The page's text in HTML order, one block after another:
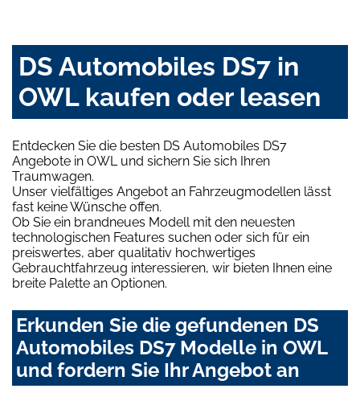
DS Automobiles DS7 in
OWL kaufen oder leasen
Entdecken Sie die besten DS Automobiles DS7
Angebote in OWL und sichern Sie sich Ihren
Traumwagen.
Unser vielfältiges Angebot an Fahrzeugmodellen lässt
fast keine Wünsche offen.
Ob Sie ein brandneues Modell mit den neuesten
technologischen Features suchen oder sich für ein
preiswertes, aber qualitativ hochwertiges
Gebrauchtfahrzeug interessieren, wir bieten Ihnen eine
breite Palette an Optionen.
Erkunden Sie die gefundenen DS
Automobiles DS7 Modelle in OWL
und fordern Sie Ihr Angebot an